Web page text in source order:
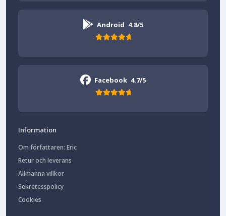
Android 4.8/5
Facebook 4.7/5
Information
Om författaren: Eric
Retur och leverans
Allmänna villkor
Sekretesspolicy
Cookies